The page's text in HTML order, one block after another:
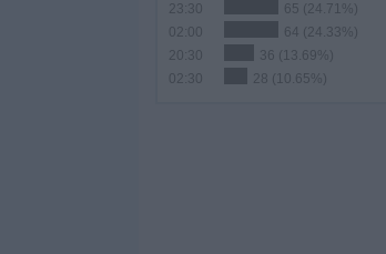
23:30
65 (24.71%)
02:00
64 (24.33%)
20:30
36 (13.69%)
02:30
28 (10.65%)